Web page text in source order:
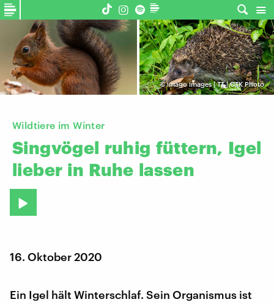
©imago images | TT | CTK Photo
Wildtiere im Winter
Singvögel ruhig füttern, Igel
lieber in Ruhe lassen
16. Oktober 2020
Ein Igel hält Winterschlaf. Sein Organismus ist